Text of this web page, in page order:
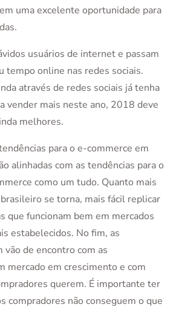
uma excelente oportunidade para
usuários de internet e passam
tempo online nas redes sociais.
através de redes sociais já tenha
vender mais neste ano, 2018 deve
melhores.
para o e-commerce em
alinhadas com as tendências para o
como um tudo. Quanto mais
se torna, mais fácil replicar
que funcionam bem em mercados
estabelecidos. No fim, as
de encontro com as
mercado em crescimento e com
querem. É importante ter
compradores não conseguem o que